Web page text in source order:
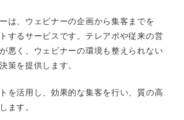
は、ウェビナーの企画から集客までを
するサービスです。テレアポや従来の営
悪く、ウェビナーの環境も整えられない
策を提供します。
を活用し、効果的な集客を行い、質の高
ます。